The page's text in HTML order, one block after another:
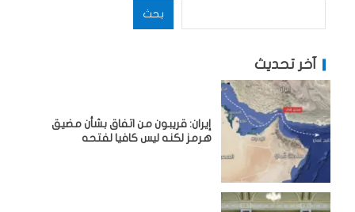
بحث
آخر تحديث
إيران: قريبون من اتفاق بشأن مضيق
هرمز لكنه ليس كافيا لفتحه